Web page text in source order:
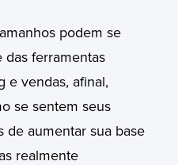
podem se
ferramentas
e vendas, afinal,
se sentem seus
de aumentar sua base
realmente